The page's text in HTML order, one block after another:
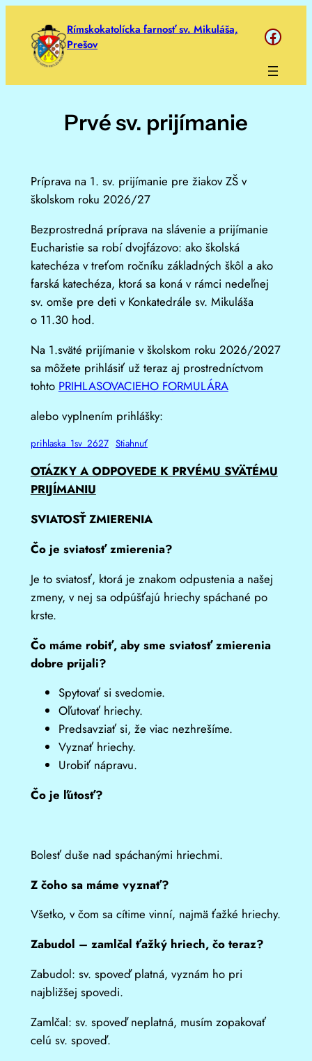
obsah
Rímskokatolícka farnosť sv. Mikuláša,
Prešov
https://
Prvé sv. prijímanie
Príprava na 1. sv. prijímanie pre žiakov ZŠ v
školskom roku 2026/27
Bezprostredná príprava na slávenie a prijímanie
Eucharistie sa robí dvojfázovo: ako školská
katechéza v treťom ročníku základných škôl a ako
farská katechéza, ktorá sa koná v rámci nedeľnej
sv. omše pre deti v Konkatedrále sv. Mikuláša
o 11.30 hod.
Na 1.sväté prijímanie v školskom roku 2026/2027
sa môžete prihlásiť už teraz aj prostredníctvom
tohto PRIHLASOVACIEHO FORMULÁRA
alebo vyplnením prihlášky:
prihlaska_1sv_2627 Stiahnuť
OTÁZKY A ODPOVEDE K PRVÉMU SVÄTÉMU
PRIJÍMANIU
SVIATOSŤ ZMIERENIA
Čo je sviatosť zmierenia?
Je to sviatosť, ktorá je znakom odpustenia a našej
zmeny, v nej sa odpúšťajú hriechy spáchané po
krste.
Čo máme robiť, aby sme sviatosť zmierenia
dobre prijali?
Spytovať si svedomie.
Oľutovať hriechy.
Predsavziať si, že viac nezhrešíme.
Vyznať hriechy.
Urobiť nápravu.
Čo je ľútosť?
Bolesť duše nad spáchanými hriechmi.
Z čoho sa máme vyznať?
Všetko, v čom sa cítime vinní, najmä ťažké hriechy.
Zabudol – zamlčal ťažký hriech, čo teraz?
Zabudol: sv. spoveď platná, vyznám ho pri
najbližšej spovedi.
Zamlčal: sv. spoveď neplatná, musím zopakovať
celú sv. spoveď.